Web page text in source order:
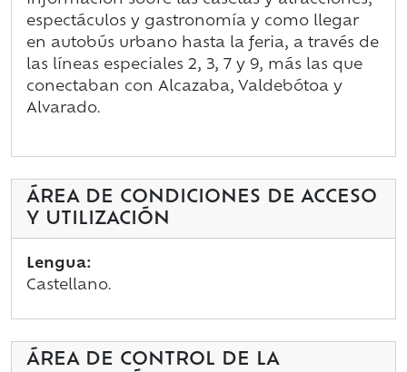
espectáculos y gastronomía y como llegar
en autobús urbano hasta la feria, a través de
las líneas especiales 2, 3, 7 y 9, más las que
conectaban con Alcazaba, Valdebótoa y
Alvarado.
ÁREA DE CONDICIONES DE ACCESO
Y UTILIZACIÓN
Lengua:
Castellano.
ÁREA DE CONTROL DE LA